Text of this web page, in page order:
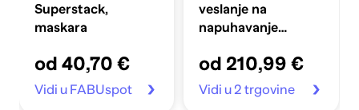
Superstack,
maskara
od 40,70 €
Vidi u FABUspot
veslanje na
napuhavanje
plavi
od 210,99 €
Vidi u 2 trgovine